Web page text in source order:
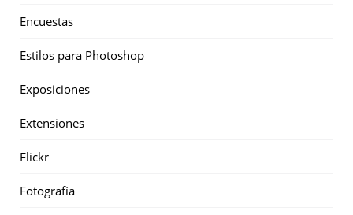
Encuestas
Estilos para Photoshop
Exposiciones
Extensiones
Flickr
Fotografía